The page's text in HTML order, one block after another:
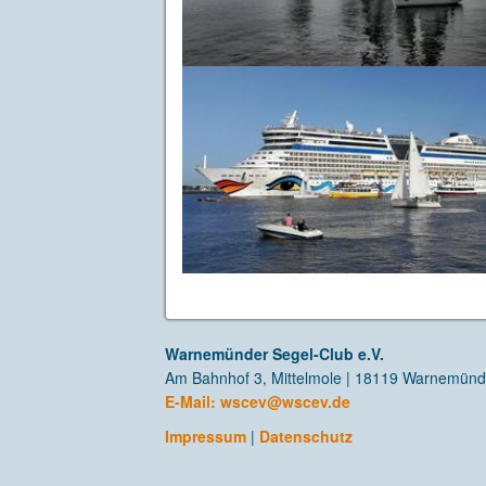
Warnemünder Segel-Club e.V.
Am Bahnhof 3, Mittelmole | 18119
E-Mail: wscev@wscev.de
Impressum | Datenschutz